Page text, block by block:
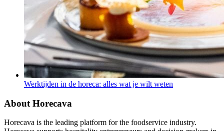
Werktijden in de horeca: alles wat je wilt weten
About Horecava
Horecava is the leading platform for the foodservice industry.